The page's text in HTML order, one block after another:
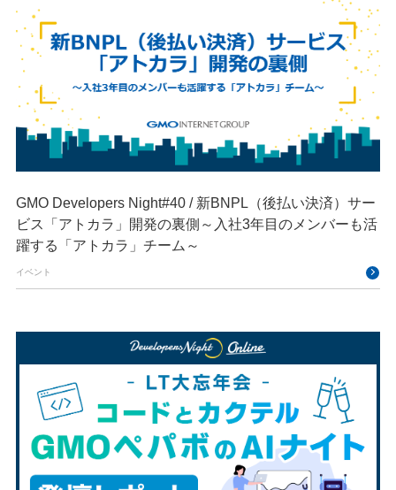
GMO Developers Night#40 / 新BNPL（後払い決済）サー
ビス「アトカラ」開発の裏側～入社3年目のメンバーも活
躍する「アトカラ」チーム～
イベント